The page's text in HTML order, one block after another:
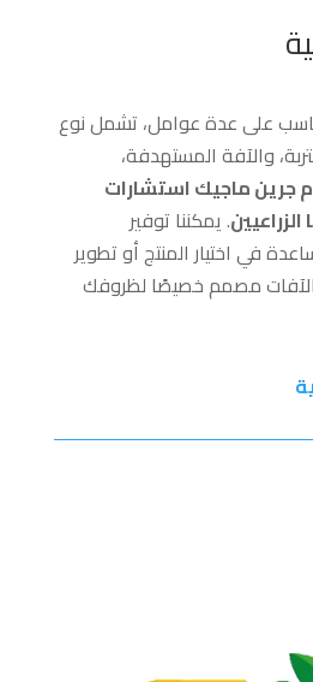
على عدة عوامل، تشمل نوع
والآفة المستهدفة،
جرين ماجيك استشارات
. يمكننا توفير
في اختيار المنتج أو تطوير
مصمم خصيصًا لظروفك